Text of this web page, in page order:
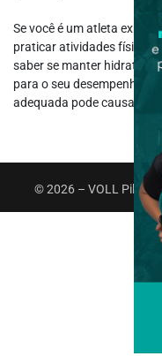
Se você é um atleta
praticar atividades físicas,
saber se manter
para o seu desempenho e
adequada pode causar...
© 2026 – VOLL Pilates